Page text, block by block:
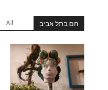
חם בתל אביב All